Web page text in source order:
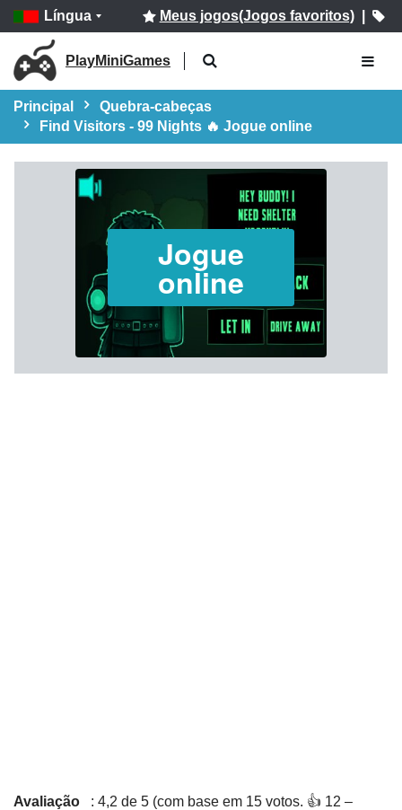
Língua Meus jogos(Jogos favoritos)|
PlayMiniGames
Principal
Quebra-cabeças
Find Visitors - 99 Nights 🔥 Jogue online
Jogue
online
Avaliação
: 4,2 de 5 (com base em 15 votos. 👍 12 –